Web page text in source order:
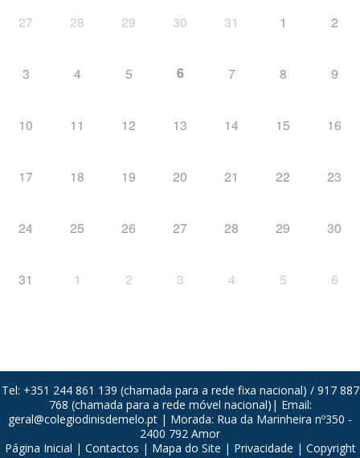
27 28 29 30 31 1 2
3 4 5 6 7 8 9
10 11 12 13 14 15 16
17 18 19 20 21 22 23
24 25 26 27 28 29 30
31 1 2 3 4 5 6
Tel: +351 244 861 139 (chamada para a rede fixa nacional) / 917 887
768 (chamada para a rede móvel nacional)| Email:
geral@colegiodinisdemelo.pt | Morada: Rua da Marinheira nº350 -
2400 792 Amor
Página Inicial | Contactos | Mapa do Site | Privacidade | Copyright